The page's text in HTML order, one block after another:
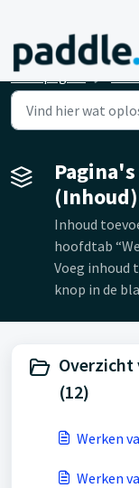
Doorgaan naar
Startpagina
Inhoud
hoofdtab
Voeg inhoud
knop in de
Overzicht
(12)
Werken
Werken